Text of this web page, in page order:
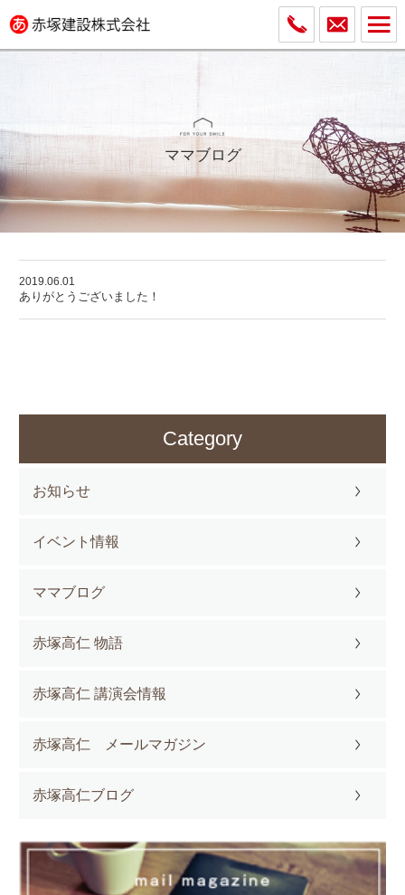
ママブログ
2019.06.01
ありがとうございました！
Category
お知らせ
イベント情報
ママブログ
赤塚高仁 物語
赤塚高仁 講演会情報
赤塚高仁 メールマガジン
赤塚高仁ブログ